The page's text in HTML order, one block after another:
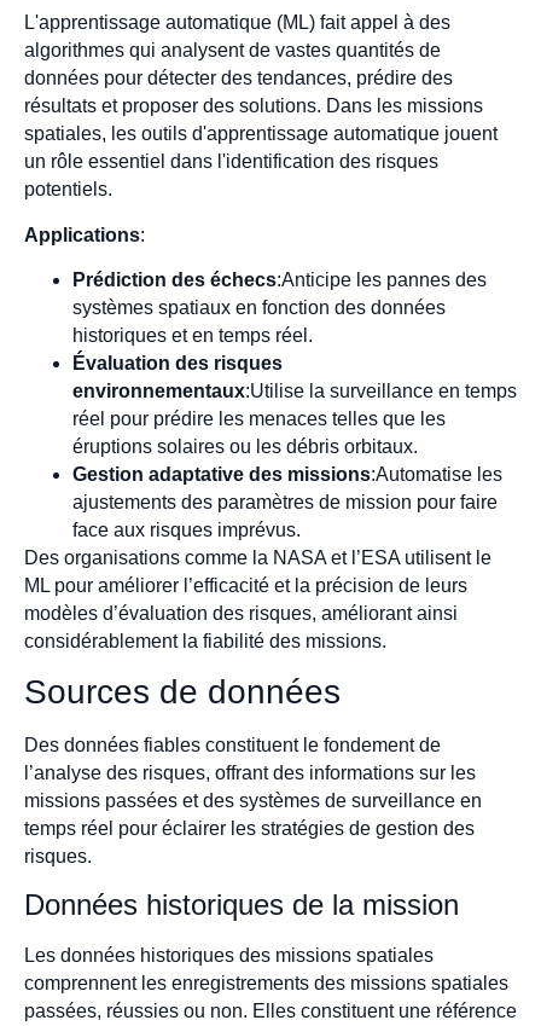
L'apprentissage automatique (ML) fait appel à des
algorithmes qui analysent de vastes quantités de
données pour détecter des tendances, prédire des
résultats et proposer des solutions. Dans les missions
spatiales, les outils d'apprentissage automatique jouent
un rôle essentiel dans l'identification des risques
potentiels.
Applications:
Prédiction des échecs:Anticipe les pannes des
systèmes spatiaux en fonction des données
historiques et en temps réel.
Évaluation des risques
environnementaux:Utilise la surveillance en temps
réel pour prédire les menaces telles que les
éruptions solaires ou les débris orbitaux.
Gestion adaptative des missions:Automatise les
ajustements des paramètres de mission pour faire
face aux risques imprévus.
Des organisations comme la NASA et l’ESA utilisent le
ML pour améliorer l’efficacité et la précision de leurs
modèles d’évaluation des risques, améliorant ainsi
considérablement la fiabilité des missions.
Sources de données
Des données fiables constituent le fondement de
l’analyse des risques, offrant des informations sur les
missions passées et des systèmes de surveillance en
temps réel pour éclairer les stratégies de gestion des
risques.
Données historiques de la mission
Les données historiques des missions spatiales
comprennent les enregistrements des missions spatiales
passées, réussies ou non. Elles constituent une référence